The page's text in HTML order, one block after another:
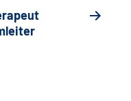
leiter